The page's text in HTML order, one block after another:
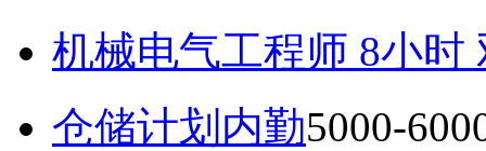
机械电气工程师 8小时
仓储计划内勤5000-